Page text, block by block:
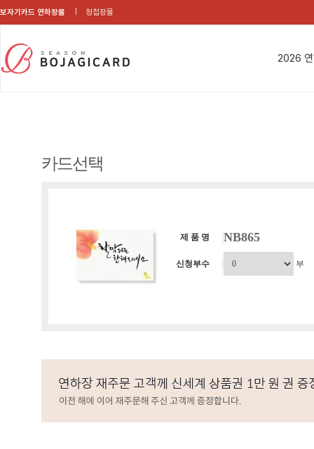
보자기카드 연하장몰 청첩장몰
2026
카드선택
제 품 명 NB865
신청부수 부